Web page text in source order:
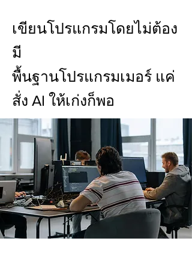
เขียนโปรแกรมโดยไม่ต้อง
มี
พื้นฐานโปรแกรมเมอร์ แค่
สั่ง AI ให้เก่งก็พอ